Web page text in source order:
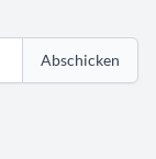
Abschicken